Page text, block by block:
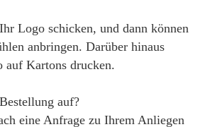
Logo schicken, und dann können
anbringen. Darüber hinaus
Kartons drucken.
auf?
eine Anfrage zu Ihrem Anliegen